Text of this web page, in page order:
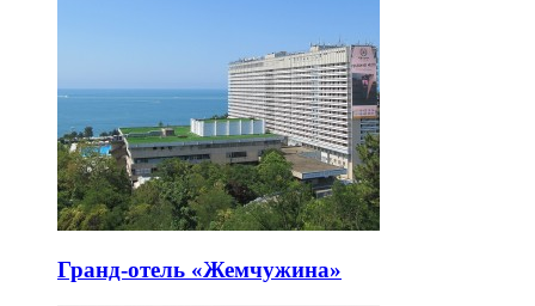
Гранд-отель «Жемчужина»